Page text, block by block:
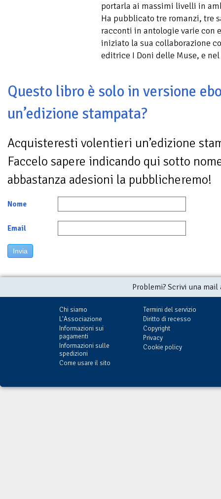
portarla ai massimi livelli in
Ha pubblicato tre romanzi, tre
racconti in antologie varie con
iniziato la sua collaborazione
editrice I Doni delle Muse, e
Questo libro è solo in versione
un’edizione stampata?
Acquisteresti volentieri un’edizione
Faccelo sapere indicando qui sotto
abbastanza adesioni la pubblicheremo!
Nome
Email
Invia
Problemi? Scrivi una
Chi siamo
L'Associazione
Informazioni sui
pagamenti
Informazioni sulle
spedizioni
Come usare il sito
Termini del servizio
Diritto di recesso
Copyright
Privacy
Cookie policy